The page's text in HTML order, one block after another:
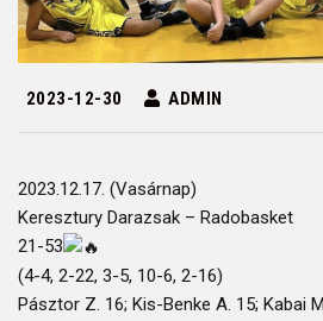
2023-12-30 ADMIN
2023.12.17. (Vasárnap)
Keresztury Darazsak – Radobasket
21-53
(4-4, 2-22, 3-5, 10-6, 2-16)
Pásztor Z. 16; Kis-Benke A. 15; Kabai